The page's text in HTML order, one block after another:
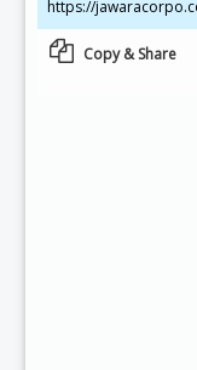
Copy & Share